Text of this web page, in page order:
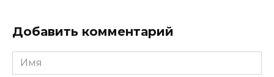
Добавить комментарий
Имя
*